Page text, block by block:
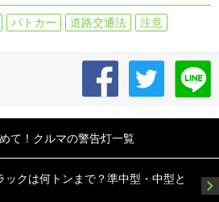
パトカー 道路交通法 注意
て！クルマの警告灯一覧
クは何トンまで？準中型・中型と